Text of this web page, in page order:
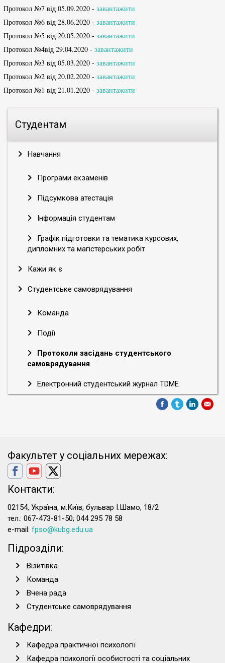
Студентам
Навчання
Програми екзаменів
Підсумкова атестація
Інформація студентам
Графік підготовки та тематика курсових,
дипломних та магістерських робіт
Кажи як є
Студентське самоврядування
Команда
Події
Протоколи засідань студентського
самоврядування
Електронний студентський журнал TDME
Протокол №7 від 05.09.2020 - завантажити
Протокол №6 від 28.06.2020 - завантажити
Протокол №5 від 20.05.2020 - завантажити
Протокол №4від 29.04.2020 - завантажити
Протокол №3 від 05.03.2020 - завантажити
Протокол №2 від 20.02.2020 - завантажити
Протокол №1 від 21.01.2020 - завантажити
Факультет у соціальних мережах:
Контакти:
02154, Україна, м.Київ, бульвар І.Шамо, 18/2
тел.: 067-473-81-50; 044 295 78 58
e-mail: fpso@kubg.edu.ua
Підрозділи:
Візитівка
Команда
Вчена рада
Студентське самоврядування
Кафедри:
Кафедра практичної психології
Кафедра психології особистості та соціальних